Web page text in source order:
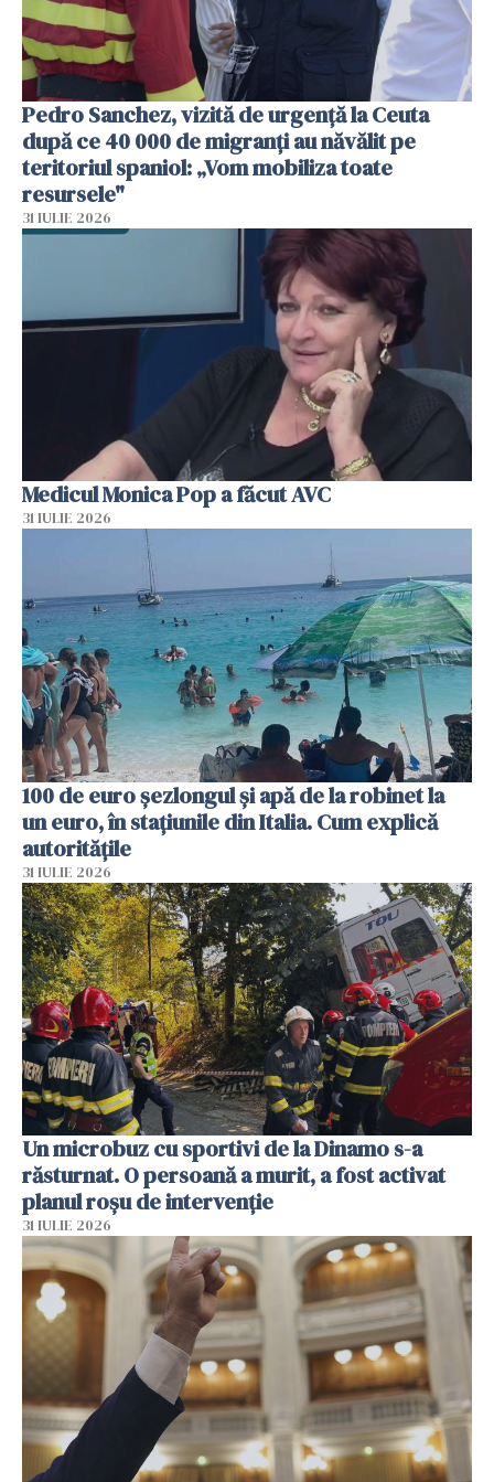
Pedro Sanchez, vizită de urgență la Ceuta
după ce 40 000 de migranți au năvălit pe
teritoriul spaniol: „Vom mobiliza toate
resursele"
31 IULIE 2026
Medicul Monica Pop a făcut AVC
31 IULIE 2026
100 de euro șezlongul și apă de la robinet la
un euro, în stațiunile din Italia. Cum explică
autoritățile
31 IULIE 2026
Un microbuz cu sportivi de la Dinamo s-a
răsturnat. O persoană a murit, a fost activat
planul roșu de intervenție
31 IULIE 2026